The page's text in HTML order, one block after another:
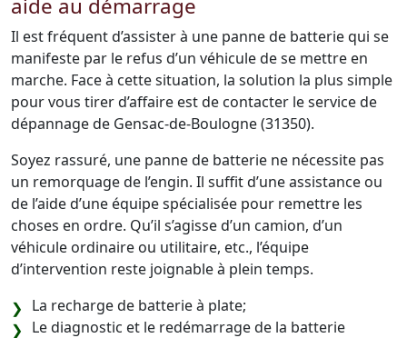
aide au démarrage
Il est fréquent d’assister à une panne de batterie qui se
manifeste par le refus d’un véhicule de se mettre en
marche. Face à cette situation, la solution la plus simple
pour vous tirer d’affaire est de contacter le service de
dépannage de Gensac-de-Boulogne (31350).
Soyez rassuré, une panne de batterie ne nécessite pas
un remorquage de l’engin. Il suffit d’une assistance ou
de l’aide d’une équipe spécialisée pour remettre les
choses en ordre. Qu’il s’agisse d’un camion, d’un
véhicule ordinaire ou utilitaire, etc., l’équipe
d’intervention reste joignable à plein temps.
La recharge de batterie à plate;
Le diagnostic et le redémarrage de la batterie